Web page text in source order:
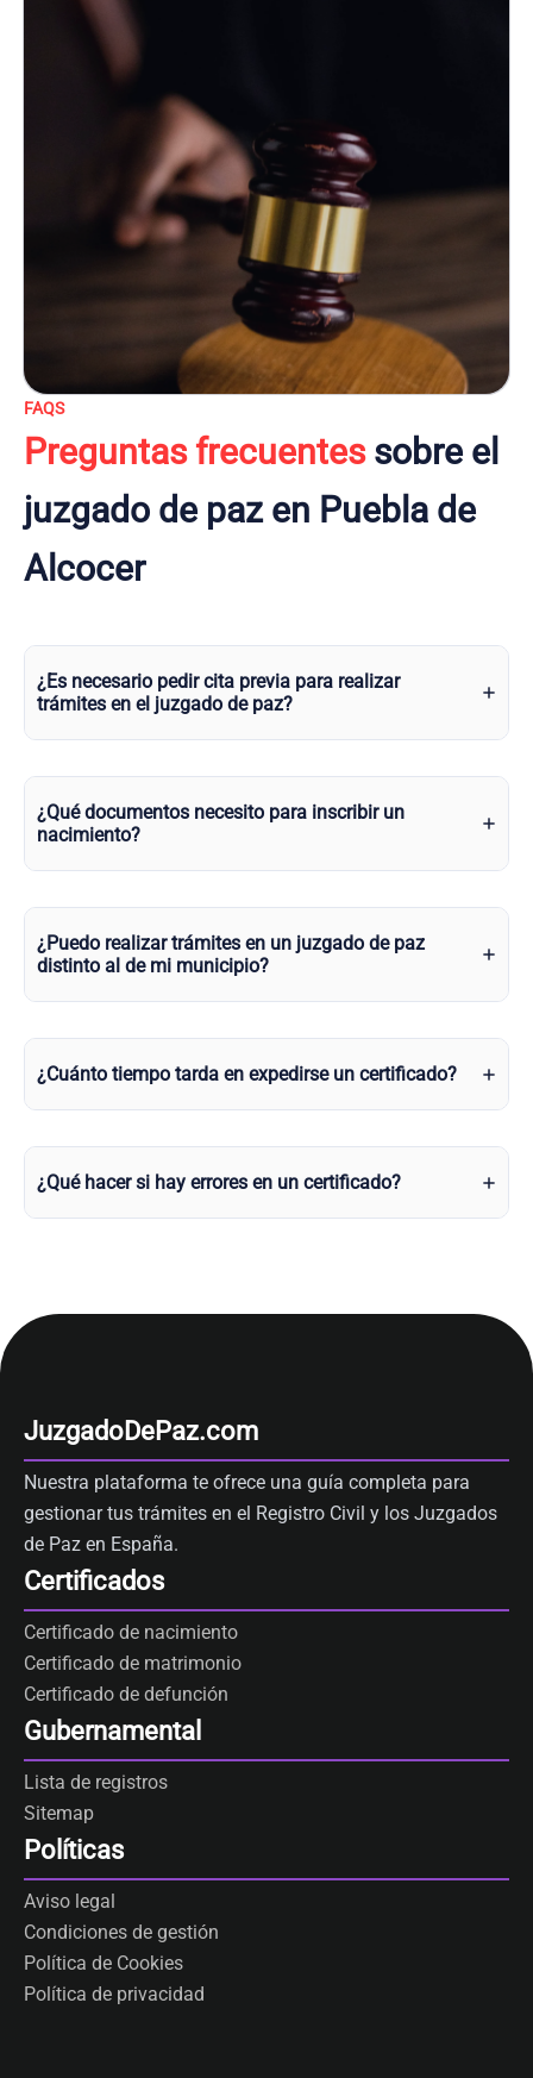
FAQS
Preguntas frecuentessobre el
juzgado de paz en Puebla de
Alcocer
¿Es necesario pedir cita previa para realizar
trámites en el juzgado de paz?
¿Qué documentos necesito para inscribir un
nacimiento?
¿Puedo realizar trámites en un juzgado de paz
distinto al de mi municipio?
¿Cuánto tiempo tarda en expedirse un certificado?
¿Qué hacer si hay errores en un certificado?
JuzgadoDePaz.com
Nuestra plataforma te ofrece una guía completa para
gestionar tus trámites en el Registro Civil y los Juzgados
de Paz en España.
Certificados
Certificado de nacimiento
Certificado de matrimonio
Certificado de defunción
Gubernamental
Lista de registros
Sitemap
Políticas
Aviso legal
Condiciones de gestión
Política de Cookies
Política de privacidad